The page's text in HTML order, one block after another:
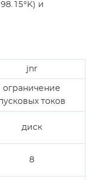
и
jnr
ограничение
токов
диск
8